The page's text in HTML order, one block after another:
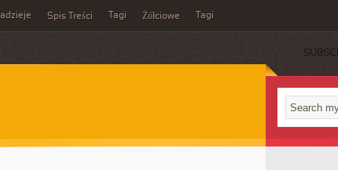
Spis Treści Tagi Żółciowe Tagi